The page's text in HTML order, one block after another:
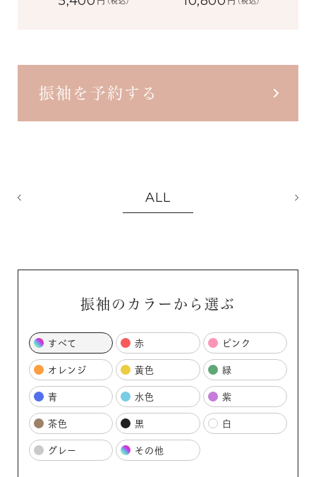
振袖を予約する
ALL
振袖のカラーから選ぶ
すべて 赤 ピンク
オレンジ 黄色 緑
青 水色 紫
茶色 黒 白
グレー その他